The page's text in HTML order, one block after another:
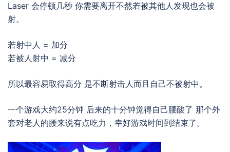
Laser 会停顿几秒 你需要离开不然若被其他人发现也会被
射。
若射中人 = 加分
若被人射中 = 减分
所以最容易取得高分 是不断射击人而且自己不被射中。
一个游戏大约25分钟 后来的十分钟觉得自己腰酸了 那个外
套对老人的腰来说有点吃力，幸好游戏时间到结束了。